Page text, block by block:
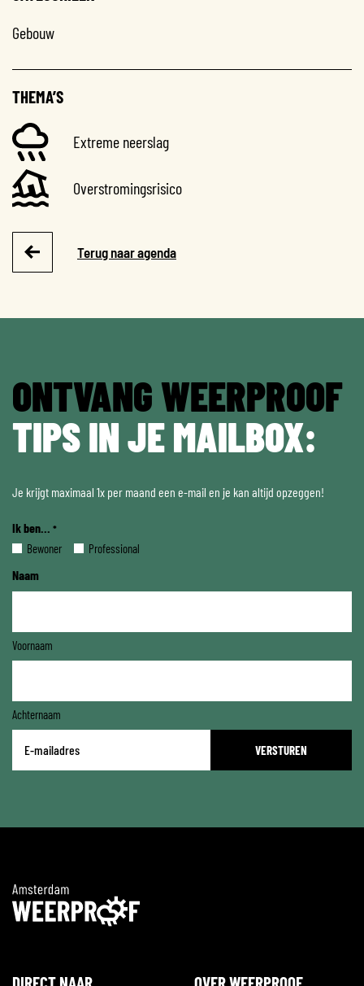
Gebouw
THEMA’S
Extreme neerslag
Overstromingsrisico
Terug naar agenda
ONTVANG WEERPROOF
TIPS IN JE MAILBOX:
Je krijgt maximaal 1x per maand een e-mail en je kan altijd opzeggen!
Ik ben... *
Bewoner Professional
Naam
Voornaam
Achternaam
mailadres